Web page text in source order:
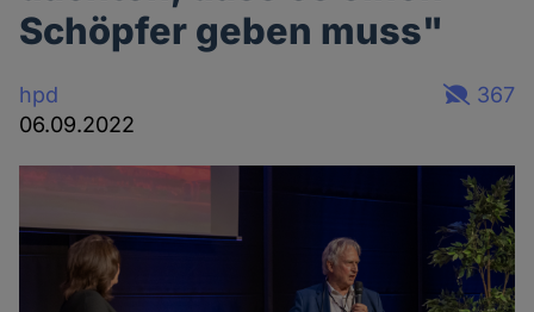
Schöpfer geben muss"
hpd
06.09.2022
367